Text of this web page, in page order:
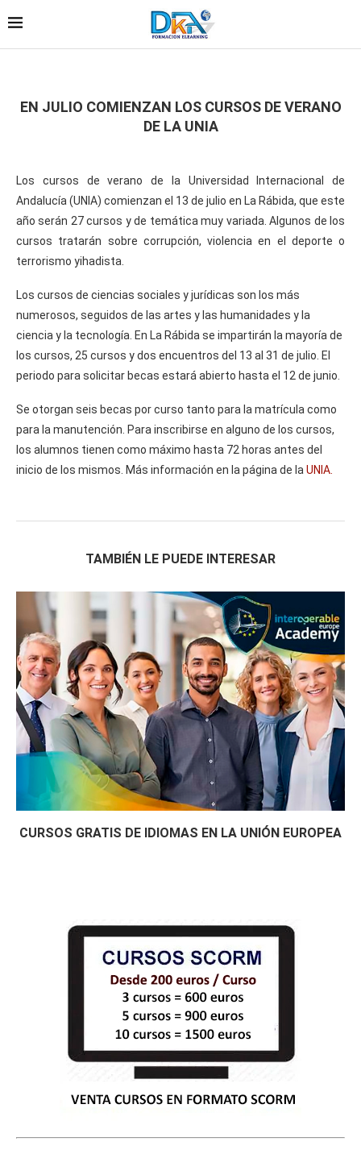
EN JULIO COMIENZAN LOS CURSOS DE VERANO
DE LA UNIA
Los cursos de verano de la Universidad Internacional de
Andalucía (UNIA) comienzan el 13 de julio en La Rábida, que este
año serán 27 cursos y de temática muy variada. Algunos de los
cursos tratarán sobre corrupción, violencia en el deporte o
terrorismo yihadista.
Los cursos de ciencias sociales y jurídicas son los más
numerosos, seguidos de las artes y las humanidades y la
ciencia y la tecnología. En La Rábida se impartirán la mayoría de
los cursos, 25 cursos y dos encuentros del 13 al 31 de julio. El
periodo para solicitar becas estará abierto hasta el 12 de junio.
Se otorgan seis becas por curso tanto para la matrícula como
para la manutención. Para inscribirse en alguno de los cursos,
los alumnos tienen como máximo hasta 72 horas antes del
inicio de los mismos. Más información en la página de la UNIA.
TAMBIÉN LE PUEDE INTERESAR
CURSOS GRATIS DE IDIOMAS EN LA UNIÓN EUROPEA